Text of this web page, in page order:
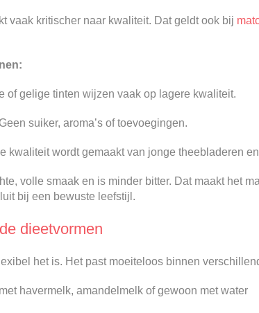
vaak kritischer naar kwaliteit. Dat geldt ook bij
of gelige tinten wijzen vaak op lagere kwaliteit.
suiker, aroma’s of toevoegingen.
kwaliteit wordt gemaakt van jonge theebladeren
volle smaak en is minder bitter. Dat maakt het
bij een bewuste leefstijl.
dieetvormen
het is. Het past moeiteloos binnen
havermelk, amandelmelk of gewoon met water